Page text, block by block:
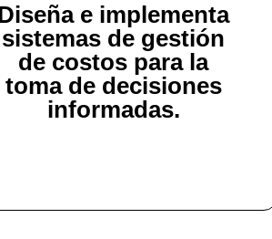
e implementa
sistemas de gestión
de costos para la
toma de decisiones
informadas.